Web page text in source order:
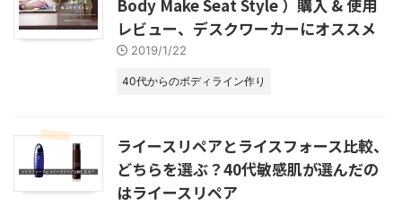
Body Make Seat Style ）購入 & 使用
レビュー、デスクワーカーにオススメ
2019/1/22
40代からのボディライン作り
ライースリペアとライスフォース比較、
どちらを選ぶ？40代敏感肌が選んだの
はライースリペア